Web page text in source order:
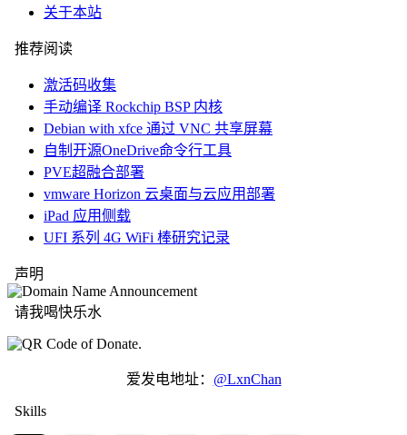
关于本站
推荐阅读
激活码收集
手动编译 Rockchip BSP 内核
Debian with xfce 通过 VNC 共享屏幕
自制开源OneDrive命令行工具
PVE超融合部署
vmware Horizon 云桌面与云应用部署
iPad 应用侧载
UFI 系列 4G WiFi 棒研究记录
声明
请我喝快乐水
爱发电地址： @LxnChan
Skills